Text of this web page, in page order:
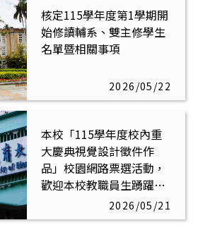
核定115學年度第1學期開
始修讀輔系、雙主修學生
名單暨相關事項
2026/05/22
本校「115學年度校內重
大慶典視覺設計徵件作
品」校園網路票選活動，
歡迎本校教職員生踴躍參
2026/05/21